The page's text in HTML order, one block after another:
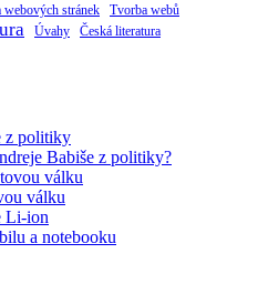
webových stránek Tvorba webů
Úvahy Česká literatura
Babiše z politiky?
válku
a notebooku